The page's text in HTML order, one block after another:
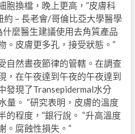
胞換檔，晚上更高，”皮膚科
– 長老會/哥倫比亞大學醫學
麼醫生建議使用去角質產品
。皮膚更多孔，接受狀態。”
自然晝夜節律的管轄。在調查
，在午夜達到午夜的午夜達到
發現了Transepidermal水分
量。 “研究表明，皮膚的溫度
的程度，”銀行說。 “升高溫度
。腐蝕性損失。”